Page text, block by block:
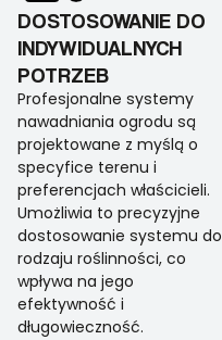
DOSTOSOWANIE DO
INDYWIDUALNYCH
POTRZEB
Profesjonalne systemy
nawadniania ogrodu są
projektowane z myślą o
specyfice terenu i
preferencjach właścicieli.
Umożliwia to precyzyjne
dostosowanie systemu do
rodzaju roślinności, co
wpływa na jego
efektywność i
długowieczność.